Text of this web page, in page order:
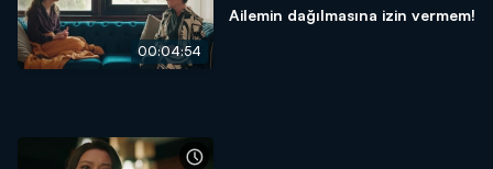
00:04:54
Ailemin dağılmasına izin vermem!